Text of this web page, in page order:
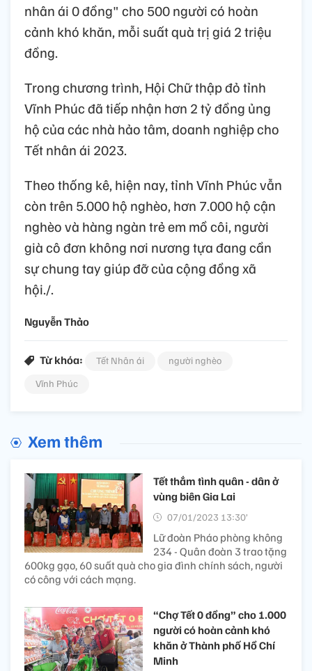
nhân ái 0 đồng" cho 500 người có hoàn
cảnh khó khăn, mỗi suất quà trị giá 2 triệu
đồng.
Trong chương trình, Hội Chữ thập đỏ tỉnh
Vĩnh Phúc đã tiếp nhận hơn 2 tỷ đồng ủng
hộ của các nhà hảo tâm, doanh nghiệp cho
Tết nhân ái 2023.
Theo thống kê, hiện nay, tỉnh Vĩnh Phúc vẫn
còn trên 5.000 hộ nghèo, hơn 7.000 hộ cận
nghèo và hàng ngàn trẻ em mồ côi, người
già cô đơn không nơi nương tựa đang cần
sự chung tay giúp đỡ của cộng đồng xã
hội./.
Nguyễn Thảo
Từ khóa: Tết Nhân ái
người nghèo
Vĩnh Phúc
Xem thêm
Tết thắm tình quân - dân ở
vùng biên Gia Lai
07/01/2023 13:30’
Lữ đoàn Pháo phòng không
234 - Quân đoàn 3 trao tặng
600kg gạo, 60 suất quà cho gia đình chính sách, người
có công với cách mạng.
“Chợ Tết 0 đồng” cho 1.000
người có hoàn cảnh khó
khăn ở Thành phố Hồ Chí
Minh